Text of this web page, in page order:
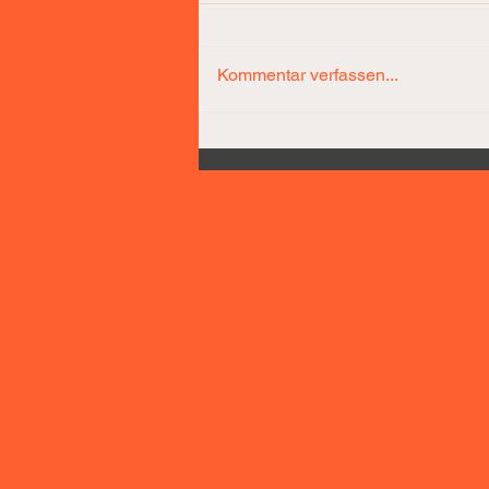
Díaz-Team führt nach 25
Minuten bereits mit 31
Kommentar verfassen...